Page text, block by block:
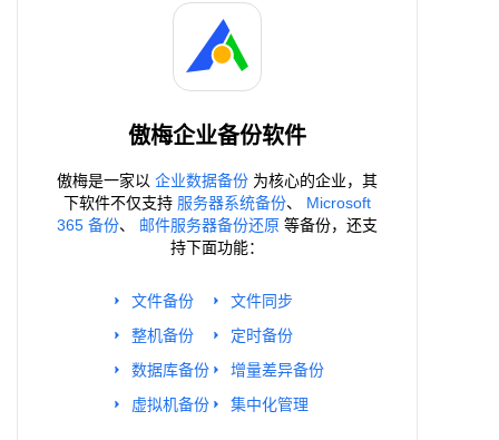
傲梅企业备份软件
傲梅是一家以 企业数据备份 为核心的企业，其
下软件不仅支持 服务器系统备份、 Microsoft
365 备份、 邮件服务器备份还原 等备份，还支
持下面功能：
文件备份
整机备份
数据库备份
虚拟机备份
文件同步
定时备份
增量差异备份
集中化管理